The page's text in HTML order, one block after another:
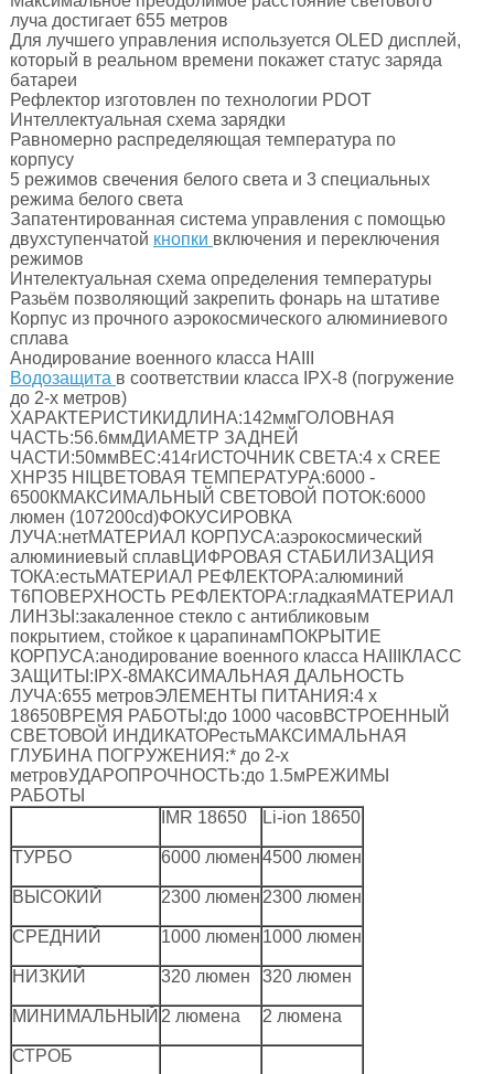
луча достигает 655 метров
Для лучшего управления используется OLED дисплей,
который в реальном времени покажет статус заряда
батареи
Рефлектор изготовлен по технологии PDOT
Интеллектуальная схема зарядки
Равномерно распределяющая температура по
корпусу
5 режимов свечения белого света и 3 специальных
режима белого света
Запатентированная система управления с помощью
двухступенчатой кнопки включения и переключения
режимов
Интелектуальная схема определения температуры
Разьём позволяющий закрепить фонарь на штативе
Корпус из прочного аэрокосмического алюминиевого
сплава
Анодирование военного класса HAIII
Водозащита в соответствии класса IPX-8 (погружение
до 2-х метров)
ХАРАКТЕРИСТИКИДЛИНА:142ммГОЛОВНАЯ
ЧАСТЬ:56.6ммДИАМЕТР ЗАДНЕЙ
ЧАСТИ:50ммВЕС:414гИСТОЧНИК СВЕТА:4 x CREE
XHP35 HIЦВЕТОВАЯ ТЕМПЕРАТУРА:6000 -
6500КМАКСИМАЛЬНЫЙ СВЕТОВОЙ ПОТОК:6000
люмен (107200cd)ФОКУСИРОВКА
ЛУЧА:нетМАТЕРИАЛ КОРПУСА:аэрокосмический
алюминиевый сплавЦИФРОВАЯ СТАБИЛИЗАЦИЯ
ТОКА:естьМАТЕРИАЛ РЕФЛЕКТОРА:алюминий
T6ПОВЕРХНОСТЬ РЕФЛЕКТОРА:гладкаяМАТЕРИАЛ
ЛИНЗЫ:закаленное стекло с антибликовым
покрытием, стойкое к царапинамПОКРЫТИЕ
КОРПУСА:анодирование военного класса HAIIIКЛАСС
ЗАЩИТЫ:IPX-8МАКСИМАЛЬНАЯ ДАЛЬНОСТЬ
ЛУЧА:655 метровЭЛЕМЕНТЫ ПИТАНИЯ:4 x
18650ВРЕМЯ РАБОТЫ:до 1000 часовВСТРОЕННЫЙ
СВЕТОВОЙ ИНДИКАТОРестьМАКСИМАЛЬНАЯ
ГЛУБИНА ПОГРУЖЕНИЯ:* до 2-х
метровУДАРОПРОЧНОСТЬ:до 1.5мРЕЖИМЫ
РАБОТЫ
IMR 18650
Li-ion 18650
ТУРБО 6000 люмен4500 люмен
ВЫСОКИЙ 2300 люмен 2300 люмен
СРЕДНИЙ 1000 люмен 1000 люмен
НИЗКИЙ 320 люмен 320 люмен
МИНИМАЛЬНЫЙ 2 люмена 2 люмена
СТРОБ